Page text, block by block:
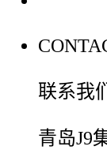
联系我们
青岛J9